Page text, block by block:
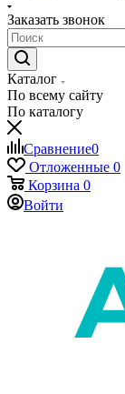
Заказать звонок
Каталог
По всему сайту
По каталогу
Сравнение0
Отложенные 0
Корзина 0
Войти